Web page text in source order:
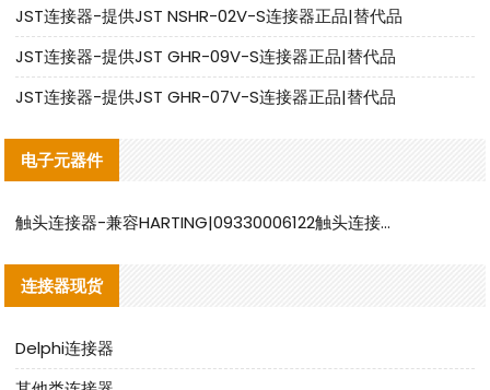
JST连接器-提供JST NSHR-02V-S连接器正品|替代品
JST连接器-提供JST GHR-09V-S连接器正品|替代品
JST连接器-提供JST GHR-07V-S连接器正品|替代品
电子元器件
触头连接器-兼容HARTING|09330006122触头连接器替代品说明
连接器现货
Delphi连接器